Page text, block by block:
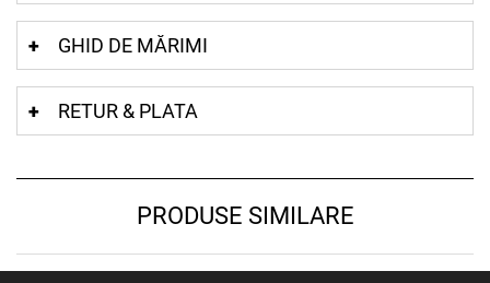
GHID DE MĂRIMI
RETUR & PLATA
PRODUSE SIMILARE